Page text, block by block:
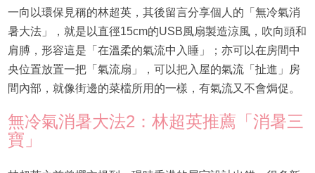
一向以環保見稱的林超英，其後留言分享個人的「無冷氣消
暑大法」，就是以直徑15cm的USB風扇製造涼風，吹向頭和
肩膊，形容這是「在溫柔的氣流中入睡」；亦可以在房間中
央位置放置一把「氣流扇」，可以把入屋的氣流「扯進」房
間內部，就像街邊的菜檔所用的一樣，有氣流又不會焗促。
無冷氣消暑大法2：林超英推薦「消暑三
寶」